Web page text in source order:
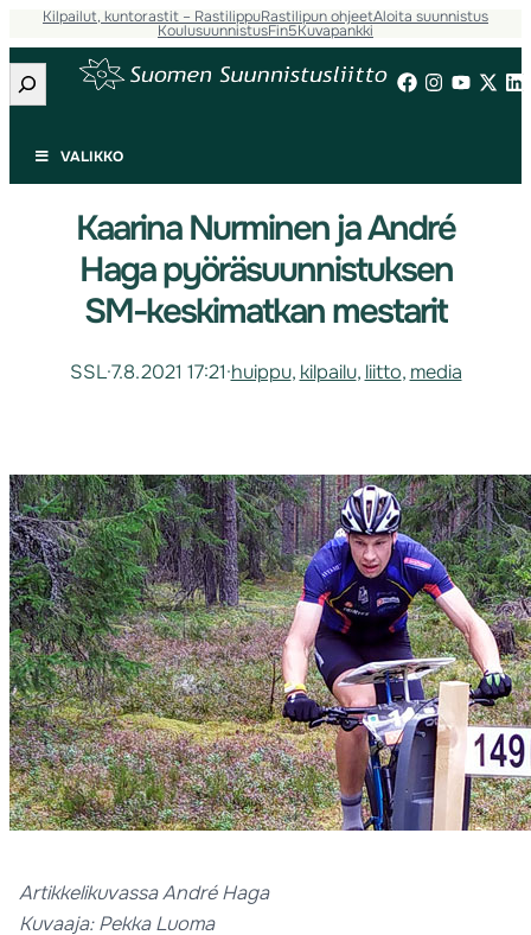
Kilpailut, kuntorastit – RastilippuRastilipun ohjeetAloita suunnistus
KoulusuunnistusFin5Kuvapankki
Etsi
VALIKKO
Kaarina Nurminen ja André
Haga pyöräsuunnistuksen
SM-keskimatkan mestarit
SSL·7.8.2021 17:21·huippu, kilpailu, liitto, media
Artikkelikuvassa André Haga
Kuvaaja: Pekka Luoma